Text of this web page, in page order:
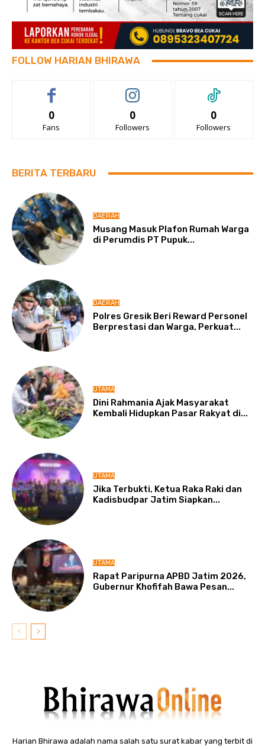
FOLLOW HARIAN BHIRAWA
0
Fans
0
Followers
0
Followers
BERITA TERBARU
DAERAH
Musang Masuk Plafon Rumah Warga
di Perumdis PT Pupuk...
DAERAH
Polres Gresik Beri Reward Personel
Berprestasi dan Warga, Perkuat...
UTAMA
Dini Rahmania Ajak Masyarakat
Kembali Hidupkan Pasar Rakyat di...
UTAMA
Jika Terbukti, Ketua Raka Raki dan
Kadisbudpar Jatim Siapkan...
UTAMA
Rapat Paripurna APBD Jatim 2026,
Gubernur Khofifah Bawa Pesan...
Harian Bhirawa adalah nama salah satu surat kabar yang terbit di